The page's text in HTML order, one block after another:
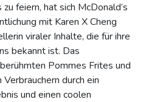
feiern, hat sich McDonald’s
mit Karen X Cheng
viraler Inhalte, die für ihre
bekannt ist. Das
Pommes Frites und
durch ein
und einen coolen